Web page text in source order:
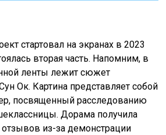
стартовал на экранах в 2023
вторая часть. Напомним, в
ленты лежит сюжет
Ок. Картина представляет собой
посвященный расследованию
Дорама получила
из-за демонстрации